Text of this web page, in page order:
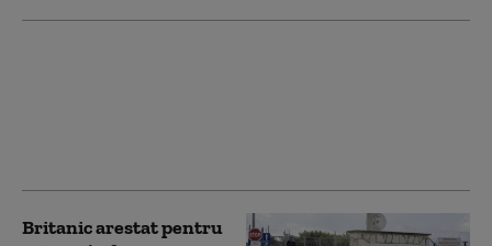
Britanic arestat pentru